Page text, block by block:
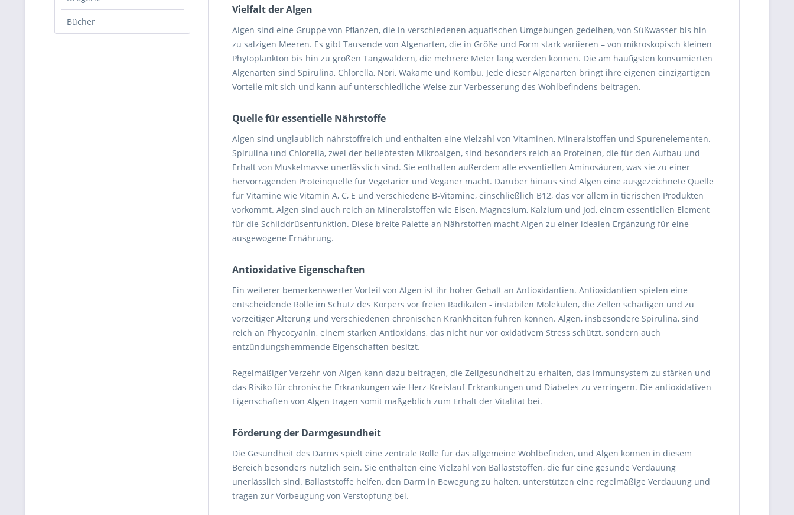
Bücher
Vielfalt der Algen
Algen sind eine Gruppe von Pflanzen, die in verschiedenen aquatischen Umgebungen gedeihen, von Süßwasser bis hin
zu salzigen Meeren. Es gibt Tausende von Algenarten, die in Größe und Form stark variieren – von mikroskopisch kleinen
Phytoplankton bis hin zu großen Tangwäldern, die mehrere Meter lang werden können. Die am häufigsten konsumierten
Algenarten sind Spirulina, Chlorella, Nori, Wakame und Kombu. Jede dieser Algenarten bringt ihre eigenen einzigartigen
Vorteile mit sich und kann auf unterschiedliche Weise zur Verbesserung des Wohlbefindens beitragen.
Quelle für essentielle Nährstoffe
Algen sind unglaublich nährstoffreich und enthalten eine Vielzahl von Vitaminen, Mineralstoffen und Spurenelementen.
Spirulina und Chlorella, zwei der beliebtesten Mikroalgen, sind besonders reich an Proteinen, die für den Aufbau und
Erhalt von Muskelmasse unerlässlich sind. Sie enthalten außerdem alle essentiellen Aminosäuren, was sie zu einer
hervorragenden Proteinquelle für Vegetarier und Veganer macht. Darüber hinaus sind Algen eine ausgezeichnete Quelle
für Vitamine wie Vitamin A, C, E und verschiedene B-Vitamine, einschließlich B12, das vor allem in tierischen Produkten
vorkommt. Algen sind auch reich an Mineralstoffen wie Eisen, Magnesium, Kalzium und Jod, einem essentiellen Element
für die Schilddrüsenfunktion. Diese breite Palette an Nährstoffen macht Algen zu einer idealen Ergänzung für eine
ausgewogene Ernährung.
Antioxidative Eigenschaften
Ein weiterer bemerkenswerter Vorteil von Algen ist ihr hoher Gehalt an Antioxidantien. Antioxidantien spielen eine
entscheidende Rolle im Schutz des Körpers vor freien Radikalen - instabilen Molekülen, die Zellen schädigen und zu
vorzeitiger Alterung und verschiedenen chronischen Krankheiten führen können. Algen, insbesondere Spirulina, sind
reich an Phycocyanin, einem starken Antioxidans, das nicht nur vor oxidativem Stress schützt, sondern auch
entzündungshemmende Eigenschaften besitzt.
Regelmäßiger Verzehr von Algen kann dazu beitragen, die Zellgesundheit zu erhalten, das Immunsystem zu stärken und
das Risiko für chronische Erkrankungen wie Herz-Kreislauf-Erkrankungen und Diabetes zu verringern. Die antioxidativen
Eigenschaften von Algen tragen somit maßgeblich zum Erhalt der Vitalität bei.
Förderung der Darmgesundheit
Die Gesundheit des Darms spielt eine zentrale Rolle für das allgemeine Wohlbefinden, und Algen können in diesem
Bereich besonders nützlich sein. Sie enthalten eine Vielzahl von Ballaststoffen, die für eine gesunde Verdauung
unerlässlich sind. Ballaststoffe helfen, den Darm in Bewegung zu halten, unterstützen eine regelmäßige Verdauung und
tragen zur Vorbeugung von Verstopfung bei.